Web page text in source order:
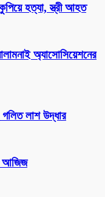
হত্যা, স্ত্রী আহত
অ্যাসোসিয়েশনের
গলিত লাশ উদ্ধার
আজিজ